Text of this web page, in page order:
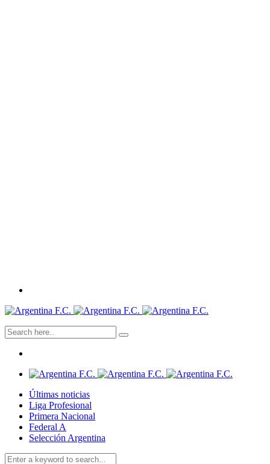
Últimas noticias
Liga Profesional
Primera Nacional
Federal A
Selección Argentina